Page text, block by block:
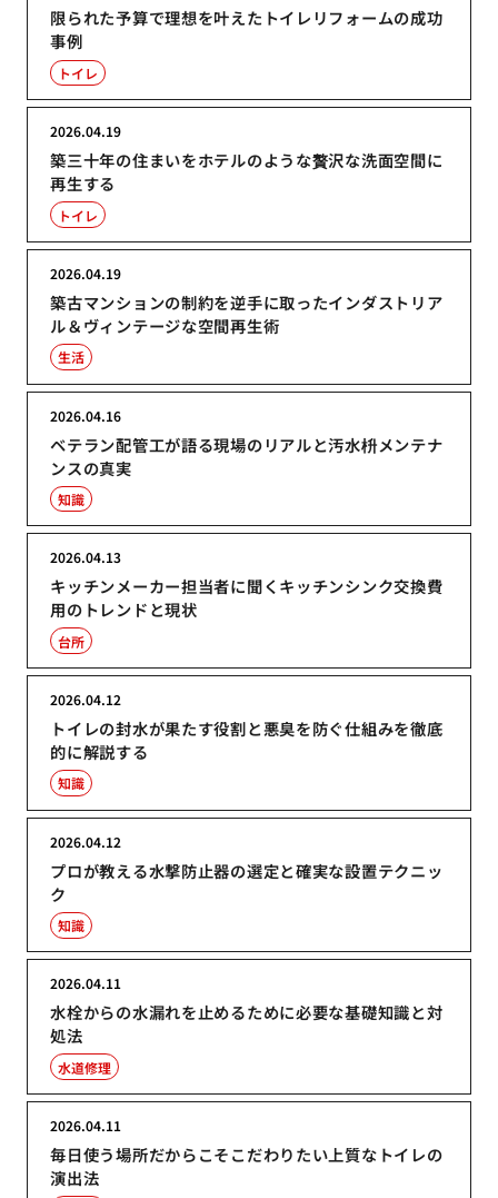
限られた予算で理想を叶えたトイレリフォームの成功
事例
トイレ
築三十年の住まいをホテルのような贅沢な洗面空間に
再生する
2026.04.19
トイレ
築古マンションの制約を逆手に取ったインダストリア
ル＆ヴィンテージな空間再生術
2026.04.19
生活
ベテラン配管工が語る現場のリアルと汚水枡メンテナ
ンスの真実
2026.04.16
知識
キッチンメーカー担当者に聞くキッチンシンク交換費
用のトレンドと現状
2026.04.13
台所
トイレの封水が果たす役割と悪臭を防ぐ仕組みを徹底
的に解説する
2026.04.12
知識
プロが教える水撃防止器の選定と確実な設置テクニッ
ク
2026.04.12
知識
水栓からの水漏れを止めるために必要な基礎知識と対
処法
2026.04.11
水道修理
毎日使う場所だからこそこだわりたい上質なトイレの
演出法
2026.04.11